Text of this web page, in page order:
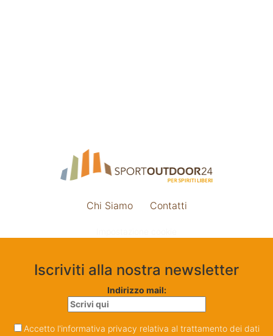
Chi Siamo Contatti
Iscriviti alla nostra newsletter
Indirizzo mail:
Accetto l'informativa privacy relativa al trattamento dei dati